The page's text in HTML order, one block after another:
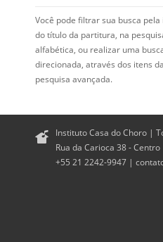
Você pode filtrar sua busca pela
do título da partitura, na
alfabética, ou realizar uma
direcionada, através dos itens da
pesquisa avançada.
Instituto Casa do Choro |
Rua da Carioca 38 -
+55 21 2242-9947 |